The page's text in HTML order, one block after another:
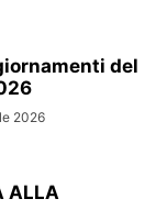
del
2026
ALLA